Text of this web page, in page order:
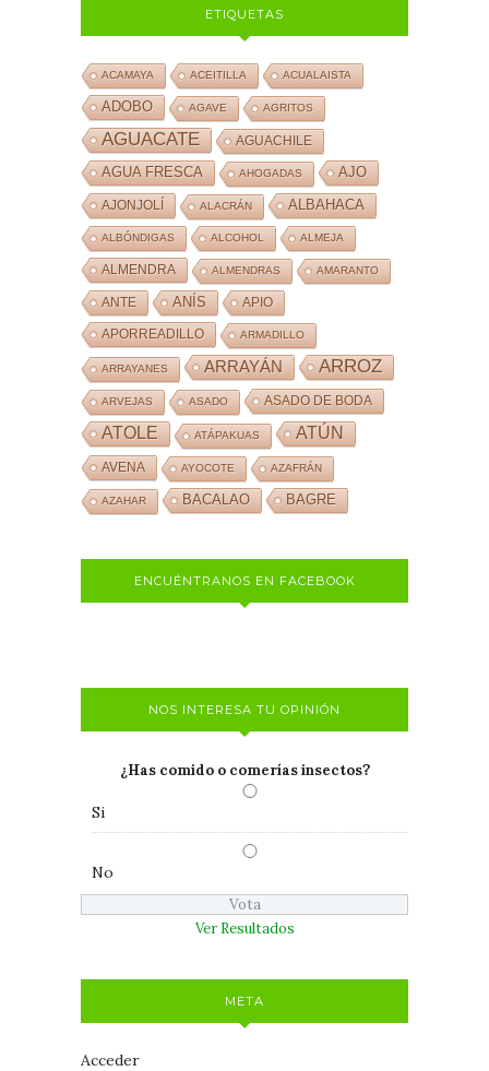
ETIQUETAS
ACAMAYA ACEITILLA ACUALAISTA
ADOBO AGAVE AGRITOS
AGUACATE AGUACHILE
AGUA FRESCA AHOGADAS AJO
AJONJOLÍ ALACRÁN ALBAHACA
ALBÓNDIGAS ALCOHOL ALMEJA
ALMENDRA ALMENDRAS AMARANTO
ANTE ANÍS APIO
APORREADILLO ARMADILLO
ARRAYANES ARRAYÁN ARROZ
ARVEJAS ASADO ASADO DE BODA
ATOLE ATÁPAKUAS ATÚN
AVENA AYOCOTE AZAFRÁN
AZAHAR BACALAO BAGRE
ENCUÉNTRANOS EN FACEBOOK
NOS INTERESA TU OPINIÓN
¿Has comido o comerías insectos?
Si
No
Ver Resultados
META
Acceder